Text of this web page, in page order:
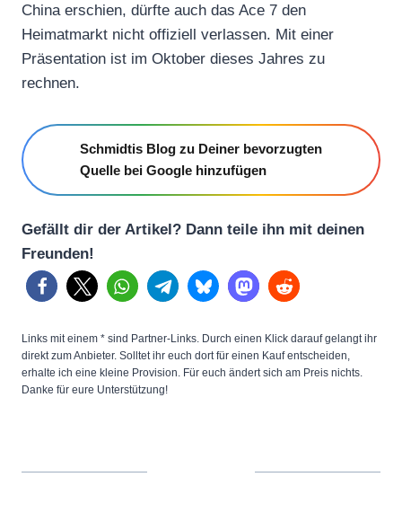
China erschien, dürfte auch das Ace 7 den
Heimatmarkt nicht offiziell verlassen. Mit einer
Präsentation ist im Oktober dieses Jahres zu
rechnen.
Schmidtis Blog zu Deiner bevorzugten
Quelle bei Google hinzufügen
Gefällt dir der Artikel? Dann teile ihn mit deinen
Freunden!
Links mit einem * sind Partner-Links. Durch einen Klick darauf gelangt ihr
direkt zum Anbieter. Solltet ihr euch dort für einen Kauf entscheiden,
erhalte ich eine kleine Provision. Für euch ändert sich am Preis nichts.
Danke für eure Unterstützung!